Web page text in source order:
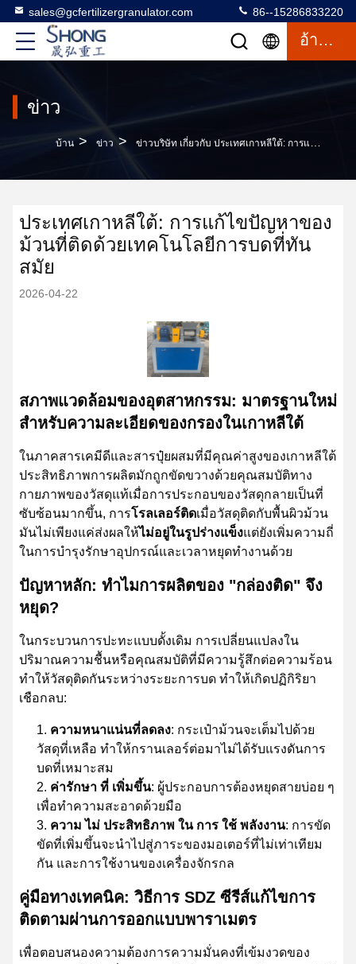
sales@gcfertilizergranulator.com 86--15286833220
อ้างอิง
ข่าว
บ้าน > ข่าว > ข่าวบริษัท เกี่ยวกับ ประเทศเกาหลีใต้: การแก้ไขปัญหาของม้วนที่ติดด้วยเทคโนโลยีการบดที่ทันสมัย
ประเทศเกาหลีใต้: การแก้ไขปัญหาของ
ม้วนที่ติดด้วยเทคโนโลยีการบดที่ทัน
สมัย
2026-04-22
สภาพแวดล้อมของอุตสาหกรรม: มาตรฐานใหม่
สําหรับความละเอียดของกรองในเกาหลีใต้
ในภาคสารเคมีดีและสารปุ๋ยผสมที่มีคุณค่าสูงของเกาหลีใต้
ประสิทธิภาพการผลิตมักถูกขัดขวางด้วยคุณสมบัติทาง
กายภาพของวัสดุแท้เมื่อการประกอบของวัสดุกลายเป็นที่
ซับซ้อนมากขึ้น, การโรลเลอร์ติดเมื่อวัสดุติดกับพื้นผิวม้วน
มันไม่เพียงแค่ส่งผลให้ไม่อยู่ในรูปร่างแข็งแต่ยังเพิ่มความถี่
ในการบํารุงรักษาอุปกรณ์และเวลาหยุดทํางานด้วย
ปัญหาหลัก: ทําไมการผลิตของ "กล่องติด" จึง
หยุด?
ในกระบวนการปะทะแบบดั้งเดิม การเปลี่ยนแปลงใน
ปริมาณความชื้นหรือคุณสมบัติที่มีความรู้สึกต่อความร้อน
ทําให้วัสดุติดกันระหว่างระยะการบด ทําให้เกิดปฏิกิริยา
เชือกลบ:
ความหนาแน่นที่ลดลง: กระเป๋าม้วนจะเต็มไปด้วย
วัสดุที่เหลือ ทําให้กรานเลอร์ต่อมาไม่ได้รับแรงดันการ
บดที่เหมาะสม
ค่ารักษา ที่ เพิ่มขึ้น: ผู้ประกอบการต้องหยุดสายบ่อย ๆ
เพื่อทําความสะอาดด้วยมือ
ความ ไม่ ประสิทธิภาพ ใน การ ใช้ พลังงาน: การขัด
ขัดที่เพิ่มขึ้นจะนําไปสู่ภาระของมอเตอร์ที่ไม่เท่าเทียม
กัน และการใช้งานของเครื่องจักรกล
คู่มือทางเทคนิค: วิธีการ SDZ ซีรีส์แก้ไขการ
ติดตามผ่านการออกแบบพาราเมตร
เพื่อตอบสนองความต้องการความมั่นคงที่เข้มงวดของ